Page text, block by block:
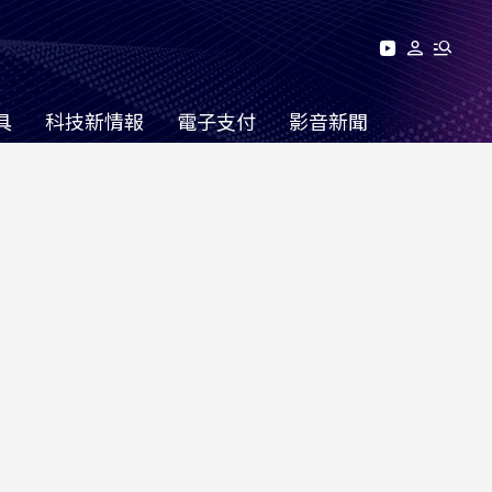
科技新情報 電子支付 影音新聞